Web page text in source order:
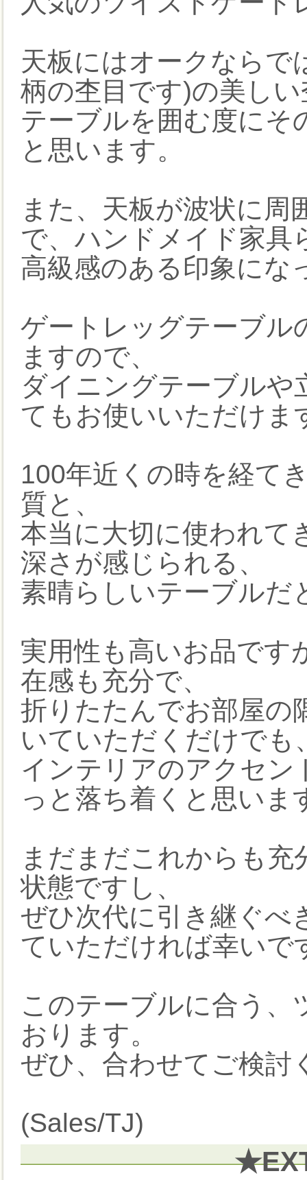
天板にはオークならで
柄の杢目です)の美し
テーブルを囲む度にそ
と思います。
また、天板が波状に周
で、ハンドメイド家具
高級感のある印象にな
ゲートレッグテーブル
ますので、
ダイニングテーブルや
てもお使いいただけま
100年近くの時を経て
質と、
本当に大切に使われて
深さが感じられる、
素晴らしいテーブルだ
実用性も高いお品です
在感も充分で、
折りたたんでお部屋の
いていただくだけでも
インテリアのアクセン
っと落ち着くと思いま
まだまだこれからも
状態ですし、
ぜひ次代に引き継ぐべ
ていただければ幸いで
このテーブルに合う、
おります。
ぜひ、合わせてご検討
(Sales/TJ)